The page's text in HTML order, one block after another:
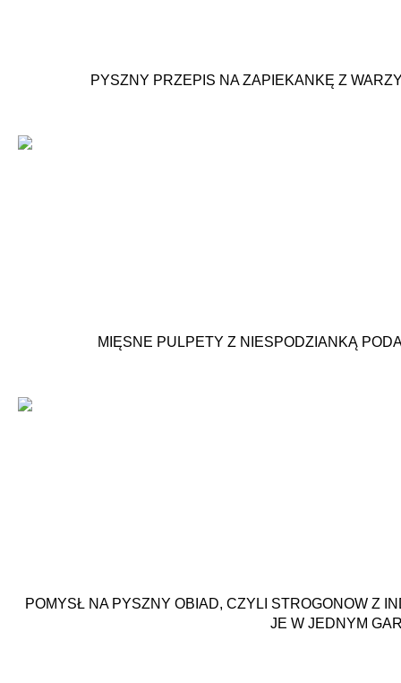
PYSZNY PRZEPIS NA ZAPIEKANKĘ Z
MIĘSNE PULPETY Z NIESPODZIANKĄ
POMYSŁ NA PYSZNY OBIAD, CZYLI STROGONOW Z
JE W JEDNYM